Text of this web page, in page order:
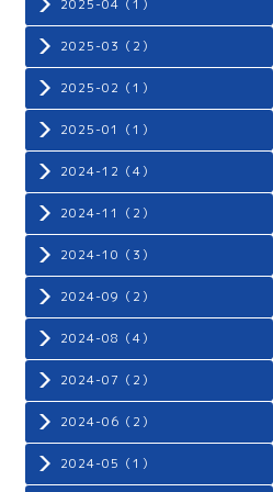
2025-04（1）
2025-03（2）
2025-02（1）
2025-01（1）
2024-12（4）
2024-11（2）
2024-10（3）
2024-09（2）
2024-08（4）
2024-07（2）
2024-06（2）
2024-05（1）